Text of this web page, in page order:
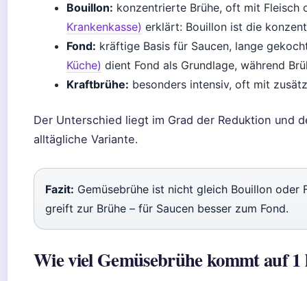
Bouillon: konzentrierte Brühe, oft mit Fleisch
Krankenkasse) erklärt: Bouillon ist die
Fond: kräftige Basis für Saucen, lange
Küche) dient Fond als Grundlage, während
Kraftbrühe: besonders intensiv, oft mit
Der Unterschied liegt im Grad der Reduktion und
alltägliche Variante.
Fazit: Gemüsebrühe ist nicht gleich Bouillon oder
greift zur Brühe – für Saucen besser zum Fond.
Wie viel Gemüsebrühe kommt auf 1